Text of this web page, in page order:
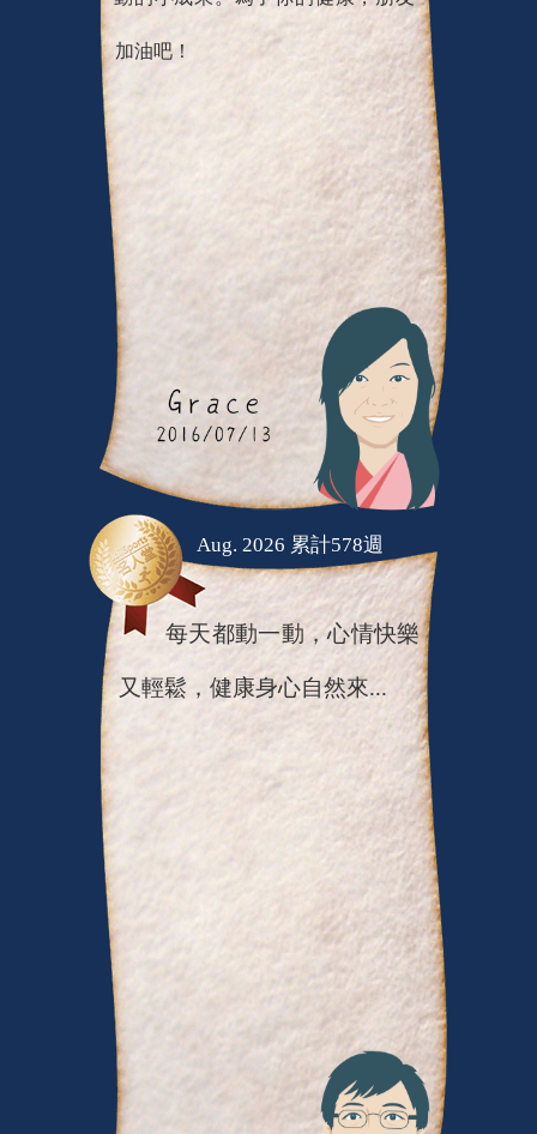
Aug. 2026 累計578週
每天都動一動，心情快樂
又輕鬆，健康身心自然來...